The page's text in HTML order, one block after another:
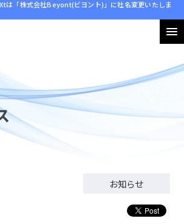
は「株式会社Beyont(ビヨント)」に社名変更いたしま
ティ
お知らせ